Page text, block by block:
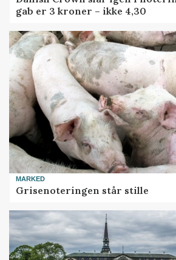
gab er 3 kroner – ikke 4,30
MARKED
Grisenoteringen står stille